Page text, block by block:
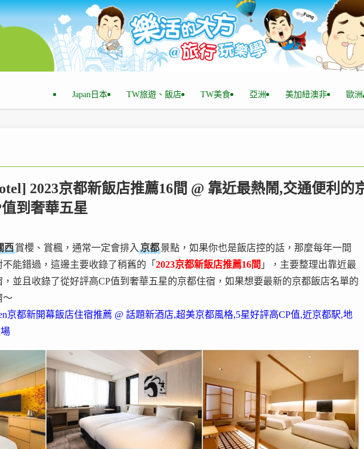
Japan日本 TW旅遊、飯店 TW美食 亞洲 美加紐澳非 歐洲
2023京都新飯店推薦16間 @ 靠近最熱鬧,交通便利的
到奢華五星
西賞櫻、賞楓，通常一定會排入 京都景點，如果你也是飯店控的話，那麼每年一間
能錯過，這邊主要收錄了稍舊的「 2023京都新飯店推薦16間 」，主要整理出靠近最
並且收錄了從好評高CP值到奢華五星的京都住宿，如果想要最新的京都飯店名單的
～
京都新開幕飯店住宿推薦 @ 話題新酒店,超美京都風格,5星好評高CP值,近京都駅,地